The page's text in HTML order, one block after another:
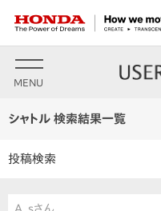
MENU
シャトル 検索結果一覧
投稿検索
A_sさん